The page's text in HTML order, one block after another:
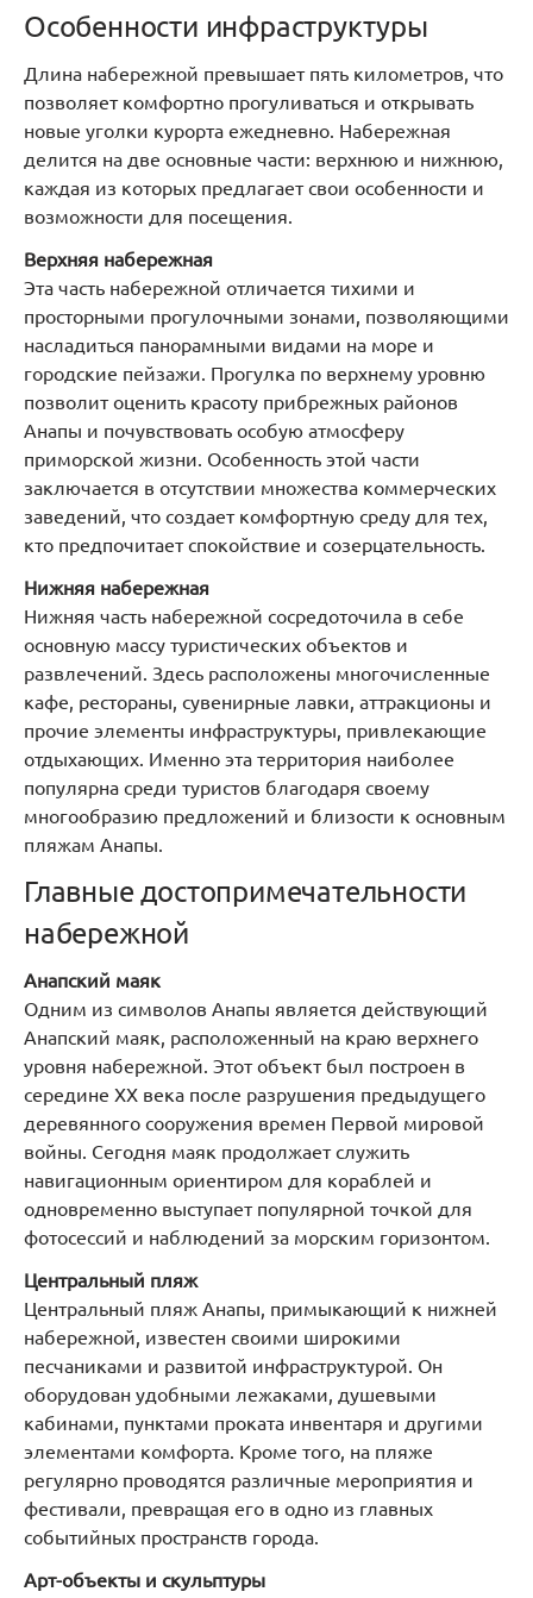
Особенности инфраструктуры
Длина набережной превышает пять километров, что
позволяет комфортно прогуливаться и открывать
новые уголки курорта ежедневно. Набережная
делится на две основные части: верхнюю и нижнюю,
каждая из которых предлагает свои особенности и
возможности для посещения.
Верхняя набережная
Эта часть набережной отличается тихими и
просторными прогулочными зонами, позволяющими
насладиться панорамными видами на море и
городские пейзажи. Прогулка по верхнему уровню
позволит оценить красоту прибрежных районов
Анапы и почувствовать особую атмосферу
приморской жизни. Особенность этой части
заключается в отсутствии множества коммерческих
заведений, что создает комфортную среду для тех,
кто предпочитает спокойствие и созерцательность.
Нижняя набережная
Нижняя часть набережной сосредоточила в себе
основную массу туристических объектов и
развлечений. Здесь расположены многочисленные
кафе, рестораны, сувенирные лавки, аттракционы и
прочие элементы инфраструктуры, привлекающие
отдыхающих. Именно эта территория наиболее
популярна среди туристов благодаря своему
многообразию предложений и близости к основным
пляжам Анапы.
Главные достопримечательности
набережной
Анапский маяк
Одним из символов Анапы является действующий
Анапский маяк, расположенный на краю верхнего
уровня набережной. Этот объект был построен в
середине XX века после разрушения предыдущего
деревянного сооружения времен Первой мировой
войны. Сегодня маяк продолжает служить
навигационным ориентиром для кораблей и
одновременно выступает популярной точкой для
фотосессий и наблюдений за морским горизонтом.
Центральный пляж
Центральный пляж Анапы, примыкающий к нижней
набережной, известен своими широкими
песчаниками и развитой инфраструктурой. Он
оборудован удобными лежаками, душевыми
кабинами, пунктами проката инвентаря и другими
элементами комфорта. Кроме того, на пляже
регулярно проводятся различные мероприятия и
фестивали, превращая его в одно из главных
событийных пространств города.
Арт-объекты и скульптуры